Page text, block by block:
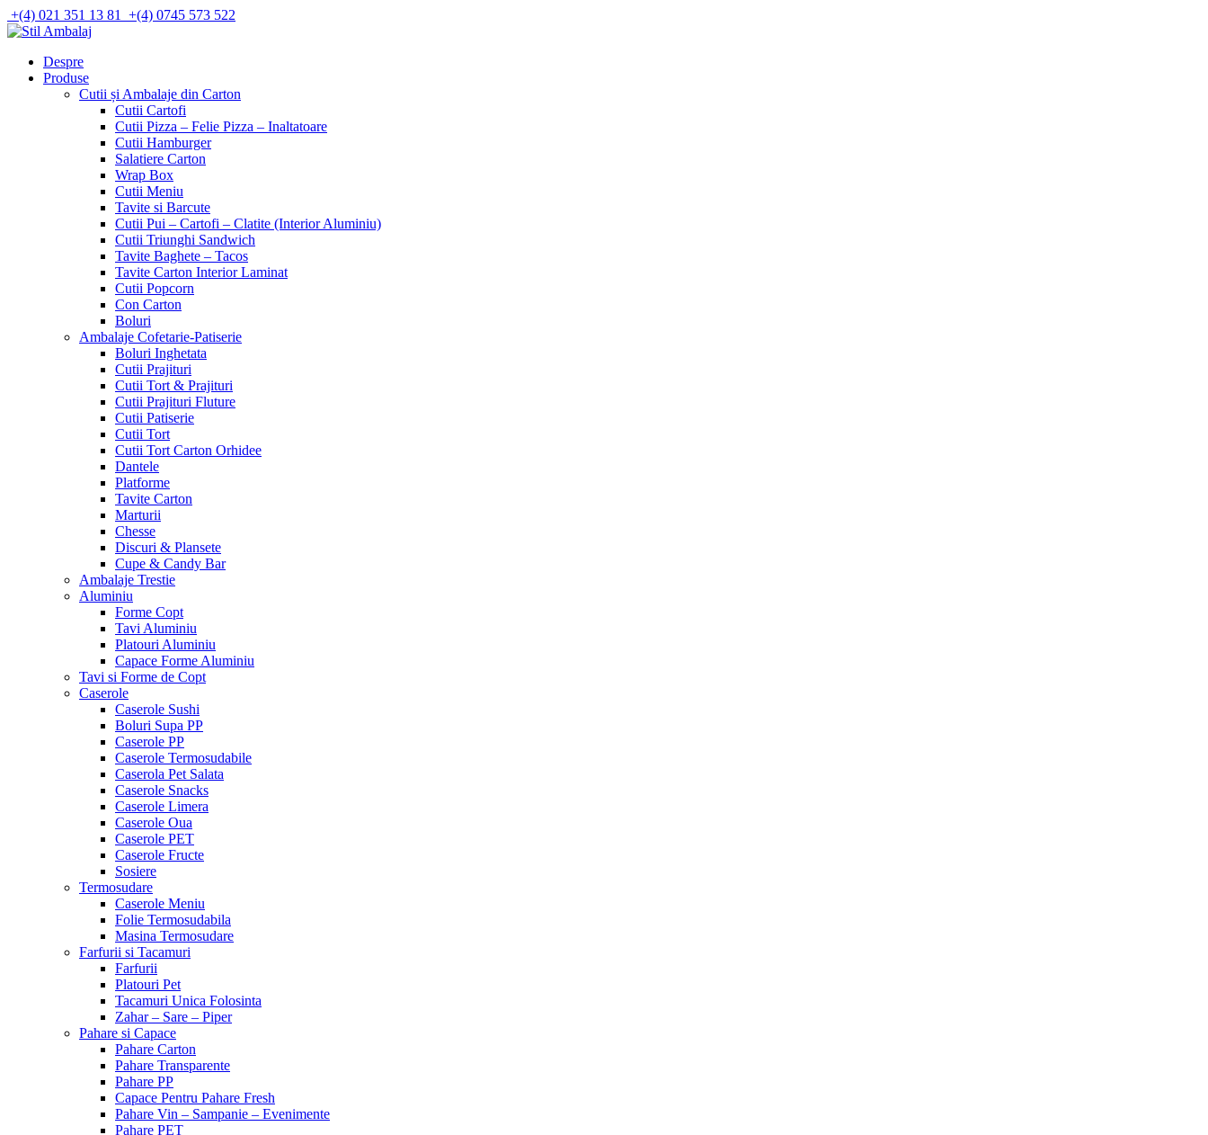
Skip
to
+(4) 021 351 13 81 +(4) 0745 573 522
Despre
Produse
Cutii și Ambalaje din Carton
Cutii Cartofi
Cutii Pizza – Felie Pizza – Inaltatoare
Cutii Hamburger
Salatiere Carton
Wrap Box
Cutii Meniu
Tavite si Barcute
Cutii Pui – Cartofi – Clatite (Interior Aluminiu)
Cutii Triunghi Sandwich
Tavite Baghete – Tacos
Tavite Carton Interior Laminat
Cutii Popcorn
Con Carton
Boluri
Ambalaje Cofetarie-Patiserie
Boluri Inghetata
Cutii Prajituri
Cutii Tort & Prajituri
Cutii Prajituri Fluture
Cutii Patiserie
Cutii Tort
Cutii Tort Carton Orhidee
Dantele
Platforme
Tavite Carton
Marturii
Chesse
Discuri & Plansete
Cupe & Candy Bar
Ambalaje Trestie
Aluminiu
Forme Copt
Tavi Aluminiu
Platouri Aluminiu
Capace Forme Aluminiu
Tavi si Forme de Copt
Caserole
Caserole Sushi
Boluri Supa PP
Caserole PP
Caserole Termosudabile
Caserola Pet Salata
Caserole Snacks
Caserole Limera
Caserole Oua
Caserole PET
Caserole Fructe
Sosiere
Termosudare
Caserole Meniu
Folie Termosudabila
Masina Termosudare
Farfurii si Tacamuri
Farfurii
Platouri Pet
Tacamuri Unica Folosinta
Zahar – Sare – Piper
Pahare si Capace
Pahare Carton
Pahare Transparente
Pahare PP
Capace Pentru Pahare Fresh
Pahare Vin – Sampanie – Evenimente
Pahare PET